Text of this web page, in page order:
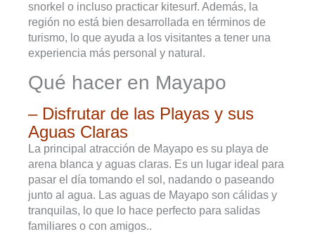
snorkel o incluso practicar kitesurf. Además, la
región no está bien desarrollada en términos de
turismo, lo que ayuda a los visitantes a tener una
experiencia más personal y natural.
Qué hacer en Mayapo
– Disfrutar de las Playas y sus
Aguas Claras
La principal atracción de Mayapo es su playa de
arena blanca y aguas claras. Es un lugar ideal para
pasar el día tomando el sol, nadando o paseando
junto al agua. Las aguas de Mayapo son cálidas y
tranquilas, lo que lo hace perfecto para salidas
familiares o con amigos..